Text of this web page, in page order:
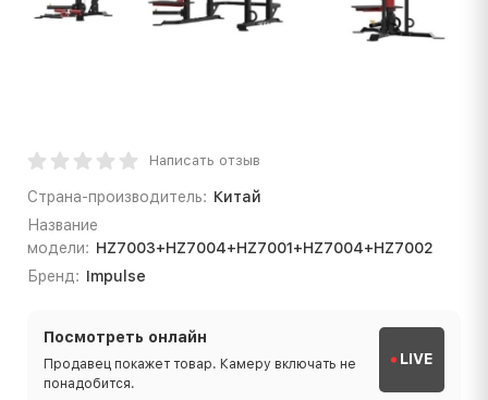
Написать отзыв
Страна-производитель: Китай
Название
модели: HZ7003+HZ7004+HZ7001+HZ7004+HZ7002
Бренд: Impulse
Посмотреть онлайн
Продавец покажет товар. Камеру включать не
понадобится.
LIVE